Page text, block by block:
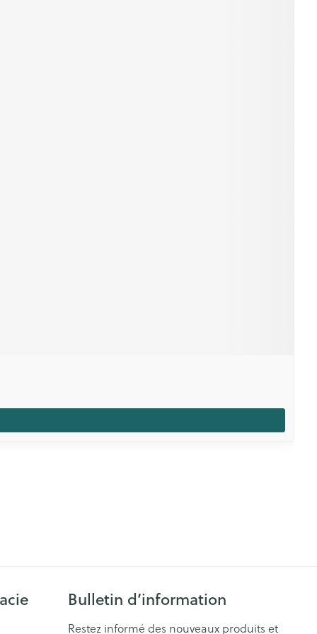
Bulletin d’information
Restez informé des nouveaux produits et